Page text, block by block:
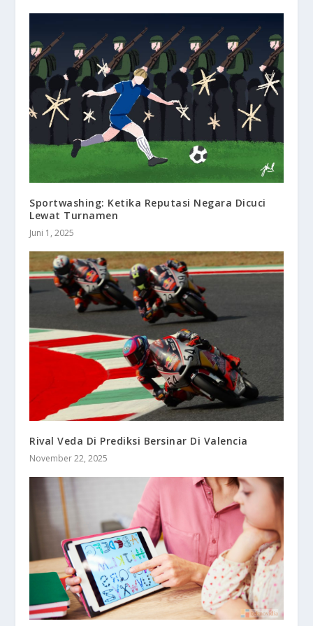
Sportwashing: Ketika Reputasi Negara Dicuci
Lewat Turnamen
Juni 1, 2025
Rival Veda Di Prediksi Bersinar Di Valencia
November 22, 2025